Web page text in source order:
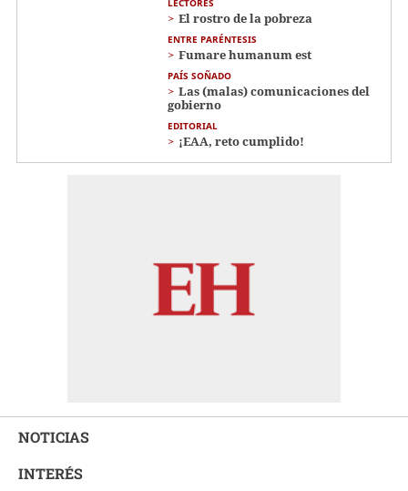
LECTORES
El rostro de la pobreza
ENTRE PARÉNTESIS
Fumare humanum est
PAÍS SOÑADO
Las (malas) comunicaciones del
gobierno
EDITORIAL
¡EAA, reto cumplido!
NOTICIAS
INTERÉS